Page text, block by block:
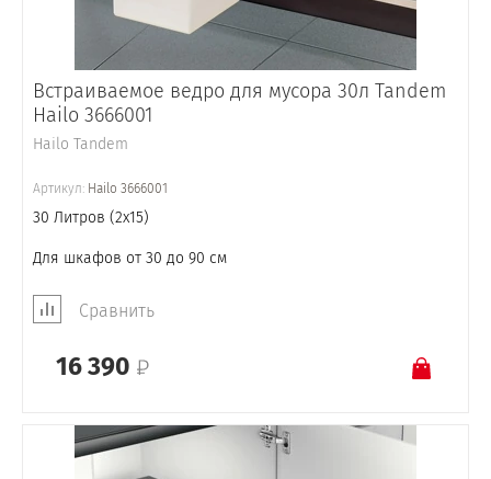
Встраиваемое ведро для мусора 30л Tandem
Hailo 3666001
Hailo Tandem
Артикул: Hailo 3666001
30 Литров (2x15)
Для шкафов от 30 до 90 см
Сравнить
16 390